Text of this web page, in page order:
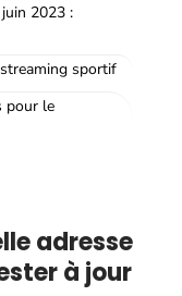
2023 :
streaming sportif
pour le
adresse
à jour